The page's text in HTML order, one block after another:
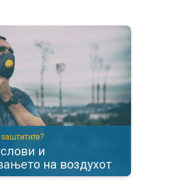
и загадувањето на воздухот. Како да се
и
на воздухот